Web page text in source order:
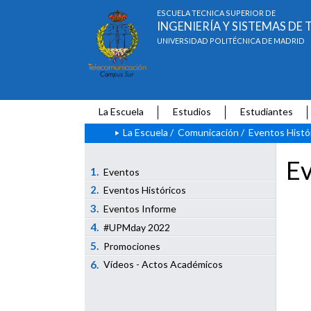
ESCUELA TÉCNICA SUPERIOR DE
INGENIERÍA Y SISTEMAS
UNIVERSIDAD POLITÉCNICA DE MADRID
La Escuela Estudios
Estudiantes
La Escuela / Comunicación / Eventos
1. Eventos
2. Eventos Históricos
3. Eventos Informe
4. #UPMday 2022
5. Promociones
6. Vídeos - Actos Académicos